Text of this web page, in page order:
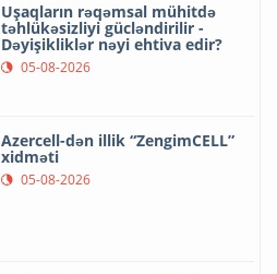
Uşaqların rəqəmsal mühitdə
təhlükəsizliyi gücləndirilir -
Dəyişikliklər nəyi ehtiva edir?
05-08-2026
Azercell-dən illik “ZengimCELL”
xidməti
05-08-2026